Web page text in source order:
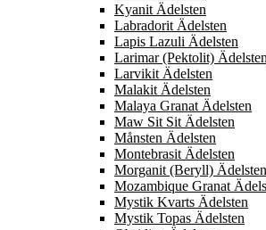
Kyanit Ädelsten
Labradorit Ädelsten
Lapis Lazuli Ädelsten
Larimar (Pektolit) Ädelsten
Larvikit Ädelsten
Malakit Ädelsten
Malaya Granat Ädelsten
Maw Sit Sit Ädelsten
Månsten Ädelsten
Montebrasit Ädelsten
Morganit (Beryll) Ädelsten
Mozambique Granat
Mystik Kvarts Ädelsten
Mystik Topas Ädelsten